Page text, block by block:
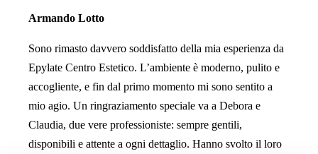
Armando Lotto
Sono rimasto davvero soddisfatto della mia esperienza da
Epylate Centro Estetico. L’ambiente è moderno, pulito e
accogliente, e fin dal primo momento mi sono sentito a
mio agio. Un ringraziamento speciale va a Debora e
Claudia, due vere professioniste: sempre gentili,
disponibili e attente a ogni dettaglio. Hanno svolto il loro